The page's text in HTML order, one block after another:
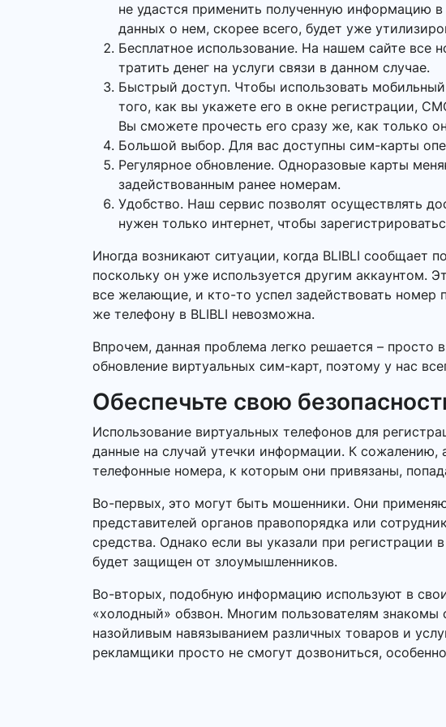
не удастся применить полученную информацию
данных о нем, скорее всего, будет уже
Бесплатное использование. На нашем сайте все
тратить денег на услуги связи в данном случае.
Быстрый доступ. Чтобы использовать
того, как вы укажете его в окне регистрации,
Вы сможете прочесть его сразу же, как только
Большой выбор. Для вас доступны сим-карты
Регулярное обновление. Одноразовые карты
задействованным ранее номерам.
Удобство. Наш сервис позволят осуществлять
нужен только интернет, чтобы
Иногда возникают ситуации, когда BLIBLI сообщает
поскольку он уже используется другим аккаунтом.
все желающие, и кто-то успел задействовать номер
же телефону в BLIBLI невозможна.
Впрочем, данная проблема легко решается –
обновление виртуальных сим-карт, поэтому у нас
Обеспечьте свою
Использование виртуальных телефонов для
данные на случай утечки информации. К сожалению,
телефонные номера, к которым они привязаны,
Во-первых, это могут быть мошенники. Они
представителей органов правопорядка или
средства. Однако если вы указали при регистрации
будет защищен от злоумышленников.
Во-вторых, подобную информацию используют в
«холодный» обзвон. Многим пользователям знакомы
назойливым навязыванием различных товаров и
рекламщики просто не смогут дозвониться,